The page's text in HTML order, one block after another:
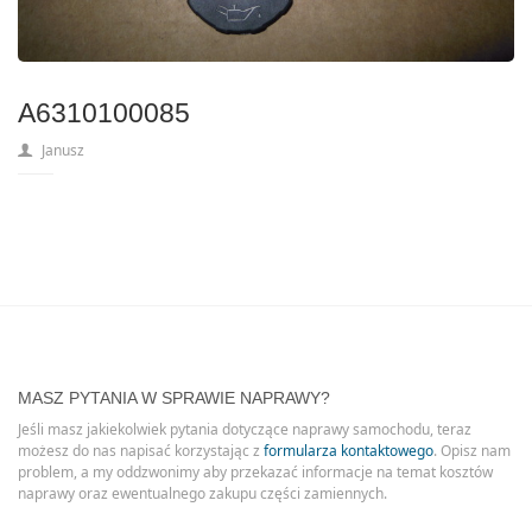
A6310100085
Janusz
MASZ PYTANIA W SPRAWIE NAPRAWY?
Jeśli masz jakiekolwiek pytania dotyczące naprawy samochodu, teraz
możesz do nas napisać korzystając z formularza kontaktowego. Opisz nam
problem, a my oddzwonimy aby przekazać informacje na temat kosztów
naprawy oraz ewentualnego zakupu części zamiennych.